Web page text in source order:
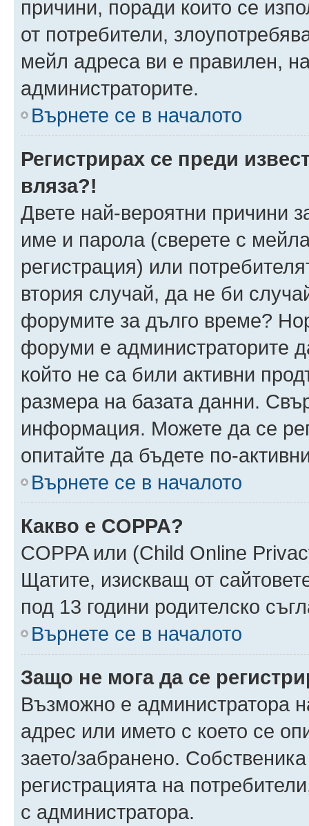
причини, поради които се
от потребители,
мейл адреса ви е правилен,
администраторите.
Върнете се в началото
Регистрирах се преди
вляза?!
Двете най-вероятни причини
име и парола (сверете с
регистрация) или
втория случай, да не би
форумите за дълго време?
форуми е администраторите
който не са били активни
размера на базата данни.
информация. Можете да се
опитайте да бъдете по-
Върнете се в началото
Какво е COPPA?
COPPA или (Child Online
Щатите, изискващ от
под 13 години родителско
Върнете се в началото
Защо не мога да се
Възможно е администратора
адрес или името с което се
заето/забранено.
регистрацията на
с администратора.